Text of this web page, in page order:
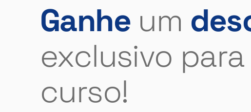
Ganhe um
exclusivo
curso!